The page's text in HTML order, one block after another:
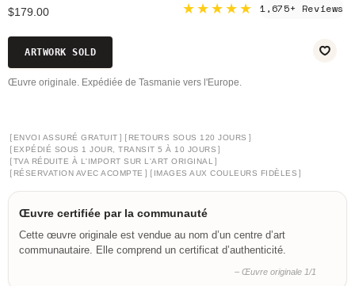
$179.00 ★★★★★ 1,675+ Reviews
ARTWORK SOLD
Œuvre originale. Expédiée de Tasmanie vers l'Europe.
[ ENVOI ASSURÉ GRATUIT ] [ RETOURS SOUS 120 JOURS ]
[ EXPÉDIÉ SOUS 1 JOUR, TRANSIT 5 À 10 JOURS ]
[TVA RÉDUITE À L'IMPORT SUR L'ART ORIGINAL ]
[ RÉSERVATION AVEC ACOMPTE ] [ IMAGES AUX COULEURS FIDÈLES ]
Œuvre certifiée par la communauté
Cette œuvre originale est vendue au nom d’un centre d’art
communautaire. Elle comprend un certificat d’authenticité.
– Œuvre originale 1/1